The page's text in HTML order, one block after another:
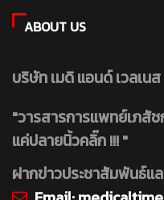
ABOUT US
บริษัท เมดิ แอนด์ เวลเน
"วารสารการแพทย์เภสั
แค่ปลายนิ้วคลิ๊ก !!! "
ฝากข่าวประชาสัมพันธ์แ